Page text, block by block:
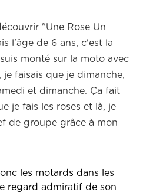
"Une Rose Un
l'âge de 6 ans, c'est la
monté sur la moto avec
je faisais que je dimanche,
et dimanche. Ça fait
je fais les roses et là, je
de groupe grâce à mon
les motards dans les
regard admiratif de son